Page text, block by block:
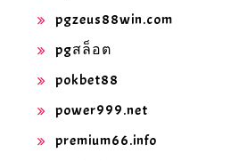
pgzeus88win.com
pgสล็อต
pokbet88
power999.net
premium66.info